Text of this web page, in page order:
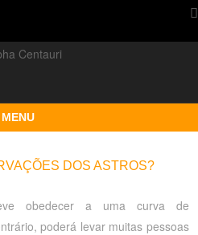
MENU
DOS ASTROS?
obedecer a uma curva de
poderá levar muitas pessoas